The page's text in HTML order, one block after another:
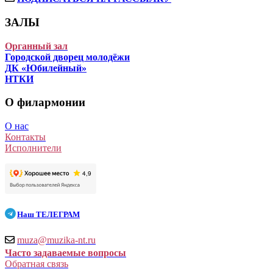
ЗАЛЫ
Органный зал
Городской дворец молодёжи
ДК «Юбилейный»
НТКИ
О филармонии
О нас
Контакты
Исполнители
Наш ТЕЛЕГРАМ
muza@muzika-nt.ru
Часто задаваемые вопросы
Обратная связь